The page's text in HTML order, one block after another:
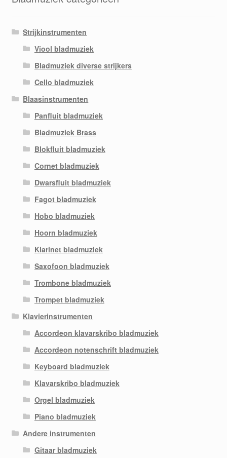
Strijkinstrumenten
Viool bladmuziek
Bladmuziek diverse strijkers
Cello bladmuziek
Blaasinstrumenten
Panfluit bladmuziek
Bladmuziek Brass
Blokfluit bladmuziek
Cornet bladmuziek
Dwarsfluit bladmuziek
Fagot bladmuziek
Hobo bladmuziek
Hoorn bladmuziek
Klarinet bladmuziek
Saxofoon bladmuziek
Trombone bladmuziek
Trompet bladmuziek
Klavierinstrumenten
Accordeon klavarskribo bladmuziek
Accordeon notenschrift bladmuziek
Keyboard bladmuziek
Klavarskribo bladmuziek
Orgel bladmuziek
Piano bladmuziek
Andere instrumenten
Gitaar bladmuziek